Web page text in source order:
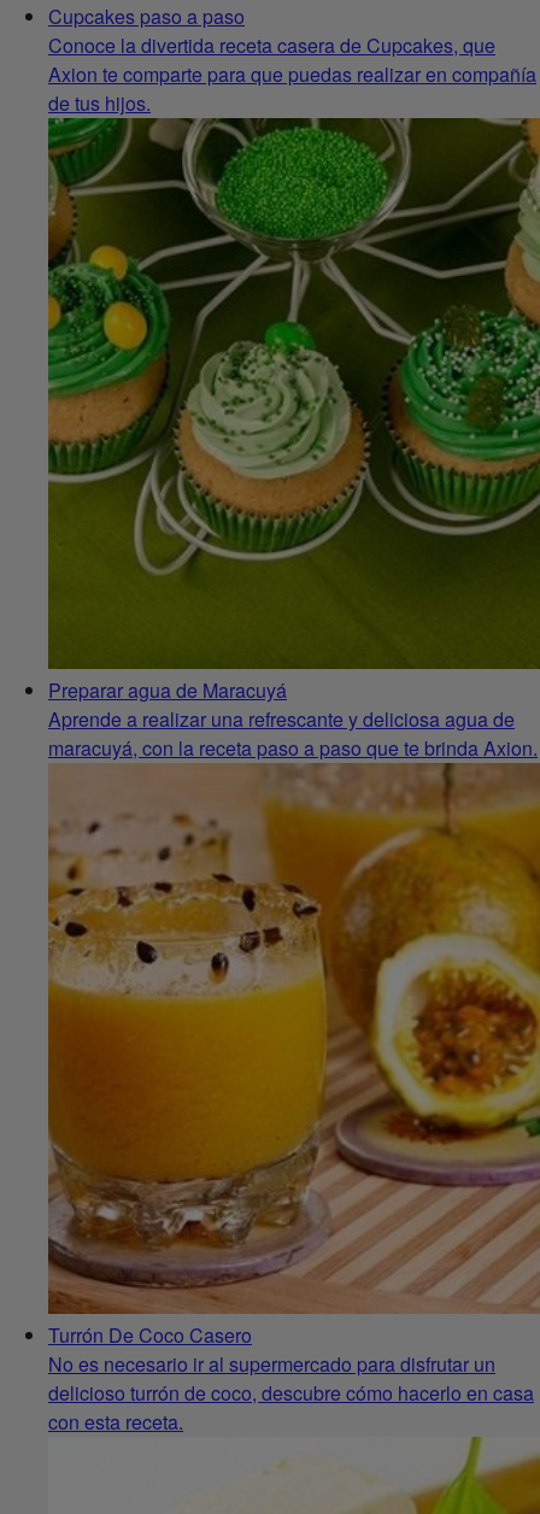
Cupcakes paso a paso
Conoce la divertida receta casera de Cupcakes, que
Axion te comparte para que puedas realizar en compañía
de tus hijos.
Preparar agua de Maracuyá
Aprende a realizar una refrescante y deliciosa agua de
maracuyá, con la receta paso a paso que te brinda Axion.
Turrón De Coco Casero
No es necesario ir al supermercado para disfrutar un
delicioso turrón de coco, descubre cómo hacerlo en casa
con esta receta.